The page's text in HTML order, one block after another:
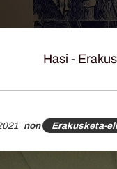
Hasi -
non Erakusketa-